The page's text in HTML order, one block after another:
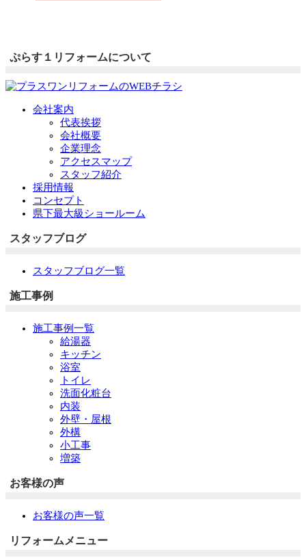
ぷらす１リフォームについて
会社案内
代表挨拶
会社概要
企業理念
アクセスマップ
スタッフ紹介
採用情報
コンセプト
県下最大級ショールーム
スタッフブログ
スタッフブログ一覧
施工事例
施工事例一覧
給湯器
キッチン
浴室
トイレ
洗面化粧台
内装
外壁・屋根
外構
小工事
増築
お客様の声
お客様の声一覧
リフォームメニュー